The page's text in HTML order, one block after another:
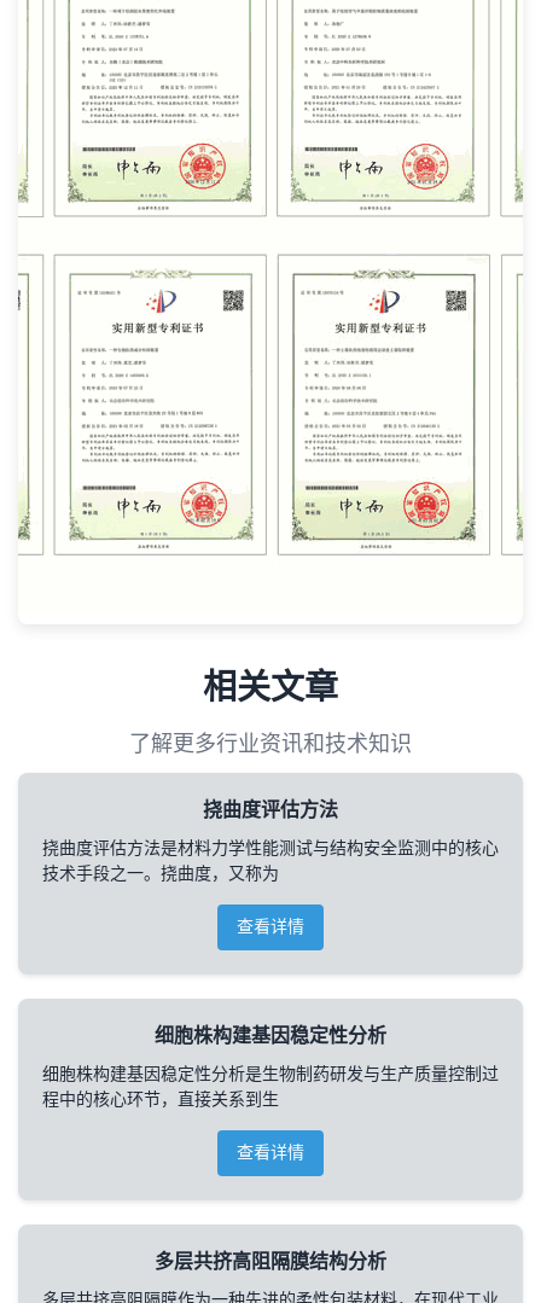
相关文章
了解更多行业资讯和技术知识
挠曲度评估方法
挠曲度评估方法是材料力学性能测试与结构安全监测中的核心
技术手段之一。挠曲度，又称为
查看详情
细胞株构建基因稳定性分析
细胞株构建基因稳定性分析是生物制药研发与生产质量控制过
程中的核心环节，直接关系到生
查看详情
多层共挤高阻隔膜结构分析